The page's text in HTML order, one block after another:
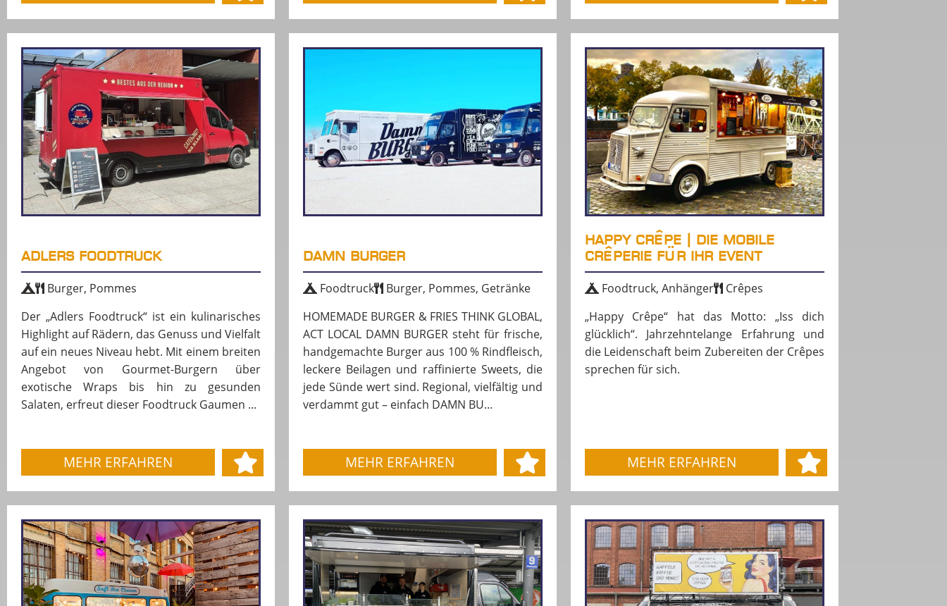
ADLERS FOODTRUCK
Burger, Pommes
Der „Adlers Foodtruck“ ist ein kulinarisches
Highlight auf Rädern, das Genuss und Vielfalt
auf ein neues Niveau hebt. Mit einem breiten
Angebot von Gourmet-Burgern über
exotische Wraps bis hin zu gesunden
Salaten, erfreut dieser Foodtruck Gaumen ...
MEHR ERFAHREN
DAMN BURGER
Foodtruck
Burger, Pommes, Getränke
HOMEMADE BURGER & FRIES THINK GLOBAL,
ACT LOCAL DAMN BURGER steht für frische,
handgemachte Burger aus 100 % Rindfleisch,
leckere Beilagen und raffinierte Sweets, die
jede Sünde wert sind. Regional, vielfältig und
verdammt gut – einfach DAMN BU...
MEHR ERFAHREN
HAPPY CRÊPE | DIE MOBILE
CRÊPERIE FÜR IHR EVENT
Foodtruck, Anhänger
Crêpes
„Happy Crêpe“ hat das Motto: „Iss dich
glücklich“. Jahrzehntelange Erfahrung und
die Leidenschaft beim Zubereiten der Crêpes
sprechen für sich.
MEHR ERFAHREN